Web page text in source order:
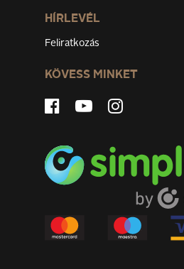
HÍRLEVÉL
Feliratkozás
KÖVESS MINKET